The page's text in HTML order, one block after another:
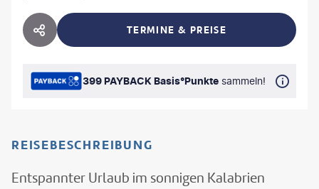
HOTEL TEILEN TERMINE & PREISE
399 PAYBACK Basis°Punkte sammeln!
REISEBESCHREIBUNG
Entspannter Urlaub im sonnigen Kalabrien